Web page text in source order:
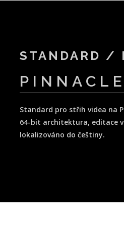
STANDARD /
Standard pro střih videa na
64-bit architektura, editace
lokalizováno do češtiny.